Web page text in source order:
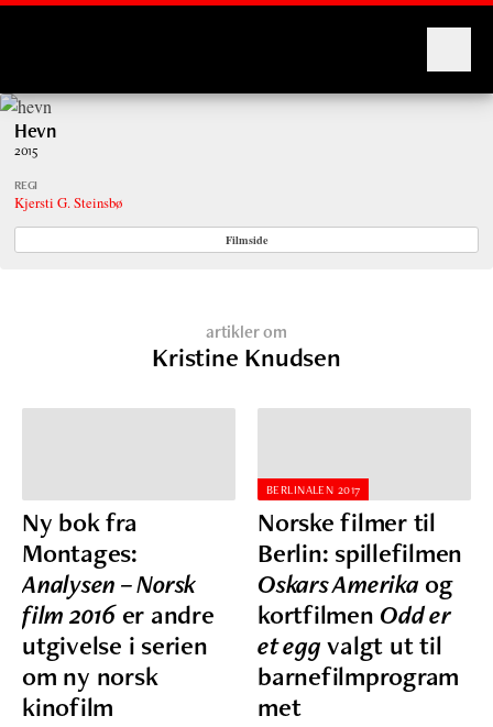
Hevn
2015
REGI
Kjersti G. Steinsbø
Filmside
artikler om
Kristine Knudsen
Ny bok fra
Montages:
Analysen – Norsk
film 2016er andre
utgivelse i serien
om ny norsk
kinofilm
BERLINALEN 2017
Norske filmer til
Berlin: spillefilmen
Oskars Amerika og
kortfilmen Odd er
et eggvalgt ut til
barnefilmprogram
met